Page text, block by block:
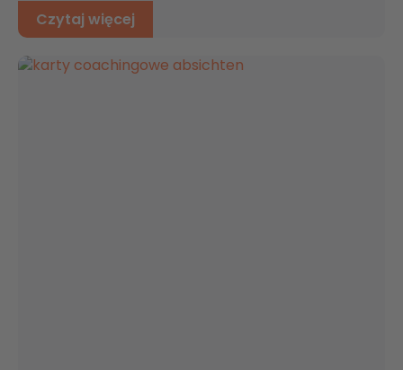
Czytaj więcej